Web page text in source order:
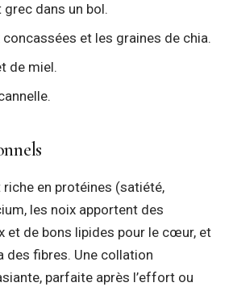
dans un bol.
et les graines de chia.
de miel.
en protéines (satiété,
les noix apportent des
et de bons lipides pour le cœur, et
des fibres. Une collation
parfaite après l’effort ou